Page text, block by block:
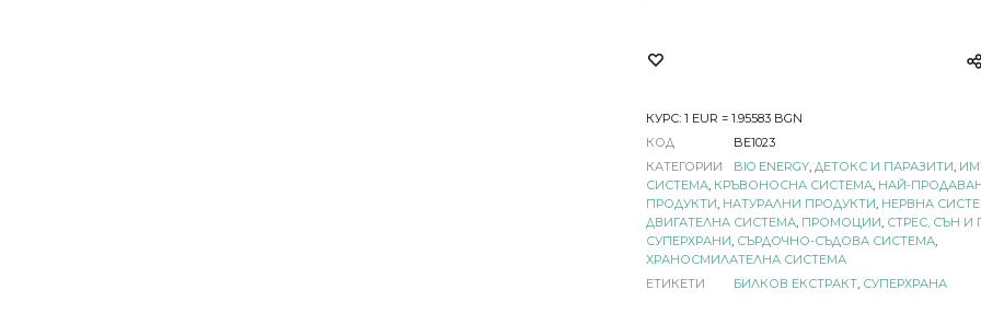
КУРС: 1 EUR = 1.95583 BGN
КОД
BE1023
КАТЕГОРИИ
BIO ENERGY, ДЕТОКС И ПАРАЗИТИ,
СИСТЕМА, КРЪВОНОСНА СИСТЕМА, НАЙ-
ПРОДУКТИ, НАТУРАЛНИ ПРОДУКТИ, НЕРВНА
ДВИГАТЕЛНА СИСТЕМА, ПРОМОЦИИ, СТРЕС, СЪН И
СУПЕРХРАНИ, СЪРДОЧНО-СЪДОВА СИСТЕМА,
ХРАНОСМИЛАТЕЛНА СИСТЕМА
ЕТИКЕТИ
БИЛКОВ ЕКСТРАКТ, СУПЕРХРАНА